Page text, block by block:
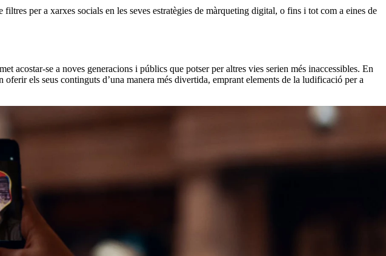
per a xarxes socials en les seves estratègies de màrqueting digital, o fins i tot com a eines de
acostar-se a noves generacions i públics que potser per altres vies serien més inaccessibles. En
els seus continguts d’una manera més divertida, emprant elements de la ludificació per a